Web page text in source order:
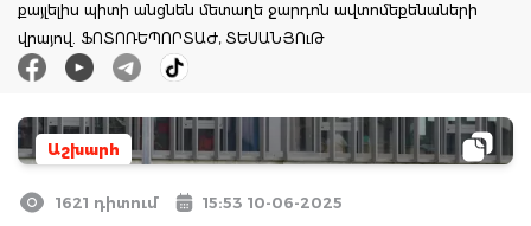
քայլելիս պիտի անցնեն մետաղե ջարդոն ավտոմեքենաների
վրայով. ՖՈՏՈՌԵՊՈՐՏԱԺ, ՏԵՍԱՆՅՈւԹ
Աշխարհ
1621 դիտում 15:53 10-06-2025